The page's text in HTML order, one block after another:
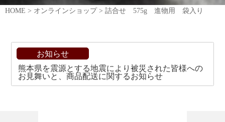
HOME > オンラインショップ > 詰合せ 575g 進物用 袋入り
お知らせ
熊本県を震源とする地震により被災された皆様への
お見舞いと、商品配送に関するお知らせ